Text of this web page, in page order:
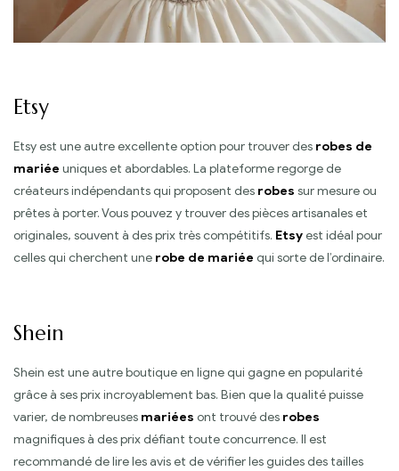
Etsy
Etsy est une autre excellente option pour trouver des robes de
mariée uniques et abordables. La plateforme regorge de
créateurs indépendants qui proposent des robes sur mesure ou
prêtes à porter. Vous pouvez y trouver des pièces artisanales et
originales, souvent à des prix très compétitifs. Etsyest idéal pour
celles qui cherchent une robe de mariée qui sorte de l’ordinaire.
Shein
Shein est une autre boutique en ligne qui gagne en popularité
grâce à ses prix incroyablement bas. Bien que la qualité puisse
varier, de nombreuses mariées ont trouvé des robes
magnifiques à des prix défiant toute concurrence. Il est
recommandé de lire les avis et de vérifier les guides des tailles